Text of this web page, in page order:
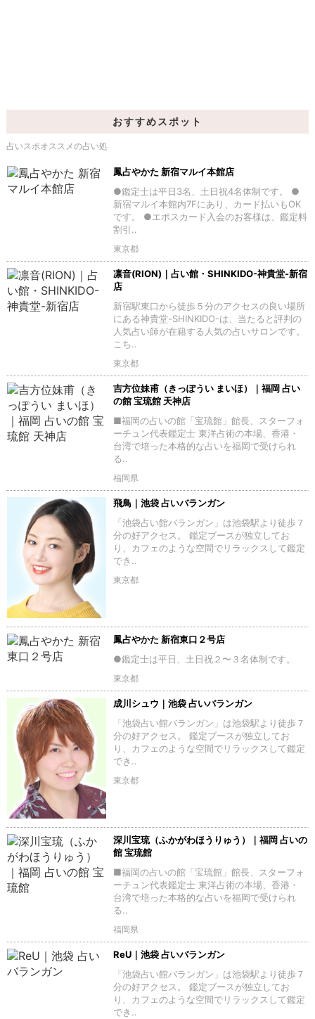
おすすめスポット
占いスポオススメの占い処
鳳占やかた 新宿マルイ本館店
●鑑定士は平日3名、土日祝4名体制です。 ●
新宿マルイ本館内7Fにあり、カード払いもOK
です。 ●エポスカード入会のお客様は、鑑定料
割引..
東京都
凛音(RION)｜占い館・SHINKIDO-神貴堂-新宿
店
新宿駅東口から徒歩５分のアクセスの良い場所
にある神貴堂-SHINKIDO-は、当たると評判の
人気占い師が在籍する人気の占いサロンです。
こち..
東京都
吉方位妹甫（きっぽうい まいほ）｜福岡 占い
の館 宝琉館 天神店
■福岡の占いの館「宝琉館」館長、スターフォ
ーチュン代表鑑定士 東洋占術の本場、香港・
台湾で培った本格的な占いを福岡で受けられ
る..
福岡県
飛鳥｜池袋 占いバランガン
「池袋占い館バランガン」は池袋駅より徒歩７
分の好アクセス。 鑑定ブースが独立してお
り、カフェのような空間でリラックスして鑑定
でき..
東京都
鳳占やかた 新宿東口２号店
●鑑定士は平日、土日祝２〜３名体制です。
東京都
成川シュウ｜池袋 占いバランガン
「池袋占い館バランガン」は池袋駅より徒歩７
分の好アクセス。 鑑定ブースが独立してお
り、カフェのような空間でリラックスして鑑定
でき..
東京都
深川宝琉（ふかがわほうりゅう）｜福岡 占いの
館 宝琉館
■福岡の占いの館「宝琉館」館長、スターフォ
ーチュン代表鑑定士 東洋占術の本場、香港・
台湾で培った本格的な占いを福岡で受けられ
る..
福岡県
ReU｜池袋 占いバランガン
「池袋占い館バランガン」は池袋駅より徒歩７
分の好アクセス。 鑑定ブースが独立してお
り、カフェのような空間でリラックスして鑑定
でき..